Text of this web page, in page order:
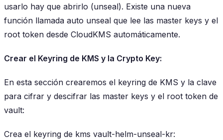
usarlo hay que abrirlo (unseal). Existe una nueva
función llamada auto unseal que lee las master keys y el
root token desde CloudKMS automáticamente.
Crear el Keyring de KMS y la Crypto Key:
En esta sección crearemos el keyring de KMS y la clave
para cifrar y descifrar las master keys y el root token de
vault:
Crea el keyring de kms vault-helm-unseal-kr: